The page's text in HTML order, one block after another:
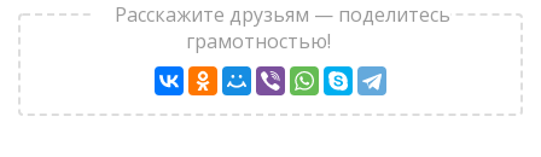
Расскажите друзьям — поделитесь
грамотностью!